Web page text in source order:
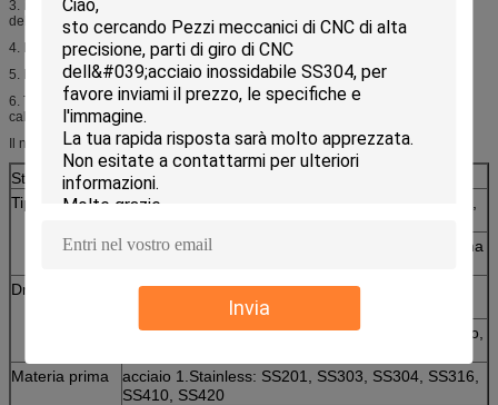
Invia
3. Minimizzi l'operazione di tempo morto e il recore sorpassato più durevole
della sicurezza
4. Fattore di sicurezza: min 4
5. Norma di Surfacture: Iso, en, BACCANO ecc
6. Trattamento di superficie: auto-colore, lucidatura, rivestimento di plastica,
caldo-immersione galvanizzata, elettrozincati, ecc
Il nostro servizio dell'OEM:
Standard
DIN/ISO/ANSI/GB
Tipo capo
Piano, pentola di JIS, ovale, giro, grippaggio, I.HD,
La scanalatura, Ansi.Pan, rondella della pentola, ha
Driver della vite
"phillips", scanalato, "phillips"/scanalatura, Sei-
Lobo, Suqare, attraversato, Y tipo, Pozidriv
quadrato-scanalatura, "phillips"/quadrato, triangolo,
Materia prima
acciaio 1.Stainless: SS201, SS303, SS304, SS316,
SS410, SS420